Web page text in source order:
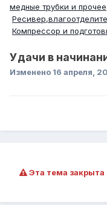
медные трубки и прочее
Компресcор и
Удачи в
Изменено 16 апреля,
Эта тема закрыта